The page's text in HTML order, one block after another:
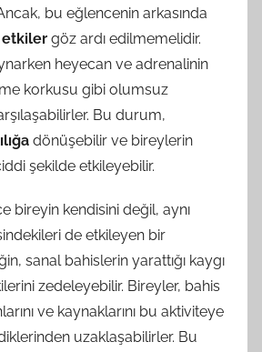
bu eğlencenin arkasında
etkiler göz ardı edilmemelidir.
heyecan ve adrenalinin
korkusu gibi olumsuz
Bu durum,
dönüşebilir ve bireylerin
şekilde etkileyebilir.
bireyin kendisini değil, aynı
de etkileyen bir
sanal bahislerin yarattığı kaygı
zedeleyebilir. Bireyler, bahis
ve kaynaklarını bu aktiviteye
uzaklaşabilirler. Bu